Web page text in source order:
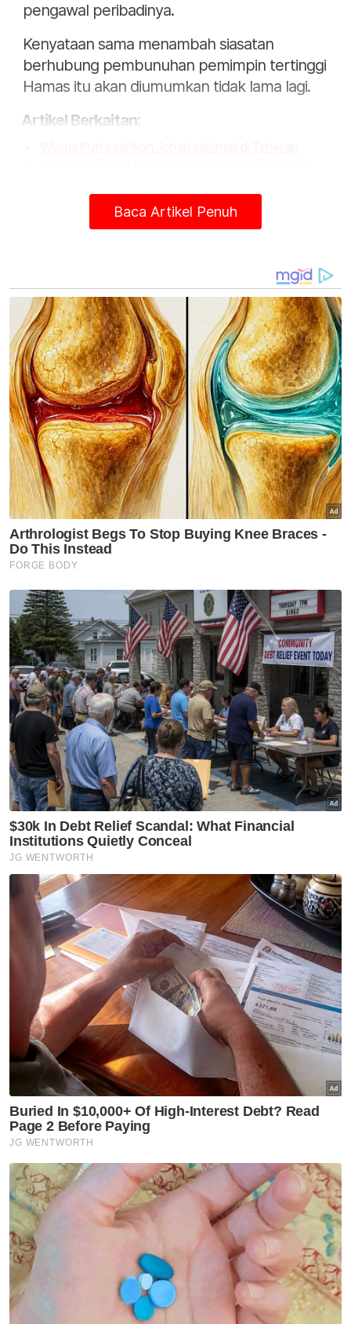
pengawal peribadinya.
Kenyataan sama menambah siasatan
berhubung pembunuhan pemimpin tertinggi
Hamas itu akan diumumkan tidak lama lagi.
Artikel Berkaitan:
tanpa balasan - Hamas
Pemimpin Hamas, Ismail Haniyeh dibunuh
Pembunuhan Ismail Haniyeh bangkit perjuangan
Jakim laksana solat jenazah ghaib buat Ismail
Haniyeh
Muat turun aplikasi Sinar Harian.Klik di sini!
Jawab soalan kaji selidik dandapatkan
baucar tunai.
×
Berapakah jumlah pendapatan bulanan semua
ahli isi rumah anda?
Kurang daripada RM3,500
RM3,500 - RM5,000
RM5,001 - RM8,000
RM8,001 - RM12,000
RM12,001 - RM16,000
Lebih daripada RM16,000
Tidak rela berkata
Masuk | Daftar
Ismail Haniyeh
Israel
Bunuh
Hamas
Artikel Disyorkan
GLOBAL
Lelaki diikat pada tiang elektrik
kerana larikan isteri orang
GLOBAL
Jakarta: Hampir 1,000 senjata
api, dadah ditemukan di
sekolah swasta
GLOBAL
Itali keluarkan amaran merah
gelombang haba bagi semua
27 bandar utama
Nobita, Uzumaki dan Luffy
antara nama pilihan penduduk
Indonesia
Baca Artikel Penuh